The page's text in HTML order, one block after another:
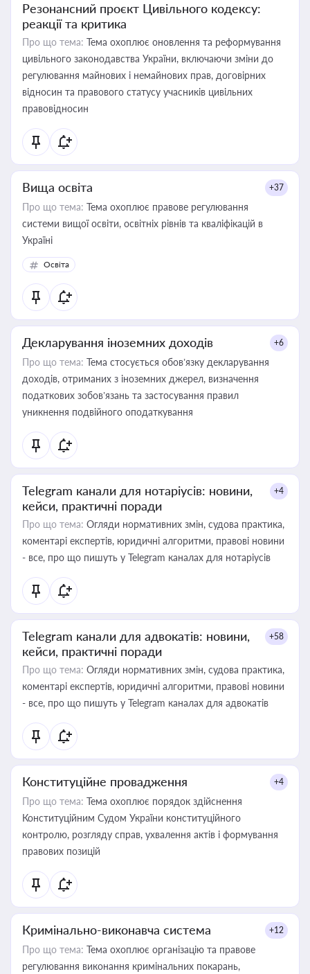
Резонансний проєкт Цивільного кодексу:
реакції та критика
Про що тема: Тема охоплює оновлення та реформування
цивільного законодавства України, включаючи зміни до
регулювання майнових і немайнових прав, договірних
відносин та правового статусу учасників цивільних
правовідносин
Вища освіта +37
Про що тема: Тема охоплює правове регулювання
системи вищої освіти, освітніх рівнів та кваліфікацій в
Україні
Освіта
Декларування іноземних доходів +6
Про що тема: Тема стосується обов’язку декларування
доходів, отриманих з іноземних джерел, визначення
податкових зобов’язань та застосування правил
уникнення подвійного оподаткування
Telegram канали для нотаріусів: новини,
кейси, практичні поради
+4
Про що тема: Огляди нормативних змін, судова практика,
коментарі експертів, юридичні алгоритми, правові новини
- все, про що пишуть у Telegram каналах для нотаріусів
Telegram канали для адвокатів: новини,
кейси, практичні поради
+58
Про що тема: Огляди нормативних змін, судова практика,
коментарі експертів, юридичні алгоритми, правові новини
- все, про що пишуть у Telegram каналах для адвокатів
Конституційне провадження +4
Про що тема: Тема охоплює порядок здійснення
Конституційним Судом України конституційного
контролю, розгляду справ, ухвалення актів і формування
правових позицій
Кримінально-виконавча система +12
Про що тема: Тема охоплює організацію та правове
регулювання виконання кримінальних покарань,